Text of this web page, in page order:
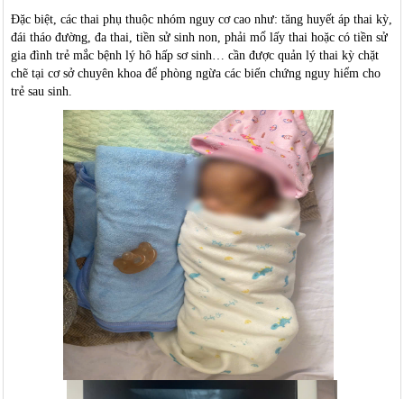
Đặc biệt, các thai phụ thuộc nhóm nguy cơ cao như: tăng huyết áp thai kỳ,
đái tháo đường, đa thai, tiền sử sinh non, phải mổ lấy thai hoặc có tiền sử
gia đình trẻ mắc bệnh lý hô hấp sơ sinh… cần được quản lý thai kỳ chặt
chẽ tại cơ sở chuyên khoa để phòng ngừa các biến chứng nguy hiểm cho
trẻ sau sinh.